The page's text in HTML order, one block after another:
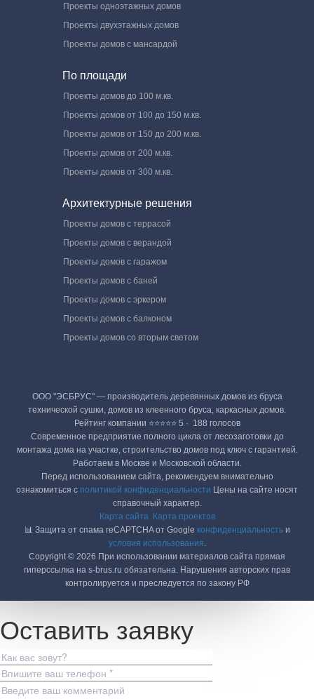
Проекты одноэтажных домов
Проекты двухэтажных домов
Проекты домов с мансардой
По площади
Проекты домов до 100 м.кв.
Проекты домов от 100 до 150 м.кв.
Проекты домов от 150 до 200 м.кв.
Проекты домов от 200 м.кв.
Проекты домов от 300 м.кв.
Архитектурные решения
Проекты домов с террасой
Проекты домов с верандой
Проекты домов с гаражом
Проекты домов с баней
Проекты домов с эркером
Проекты домов с балконом
Проекты домов со вторым светом
ООО "ЭСБРУС" — производитель деревянных домов из бруса
технической сушки, домов из клеенного бруса, каркасных домов.
Рейтинг компании ⭐⭐⭐⭐⭐ 5 · ‎ 188 голосов
Современное предприятие полного цикла от лесозаготовки до
монтажа дома на участке, строительство домов под ключ с гарантией.
Работаем в Москве и Московской области.
Перед использованием сайта, рекомендуем внимательно
ознакомиться с политикой конфиденциальности Цены на сайте носят
справочный характер.
Карта сайта
Карта проектов
📊 Защита от спама reCAPTCHA от Google конфиденциальностьи
условия использования.
Copyright © 2026 При использовании материалов сайта прямая
гиперссылка на s-brus.ru обязательна. Нарушения авторских прав
контролируется и преследуется по закону РФ
Оставить заявку